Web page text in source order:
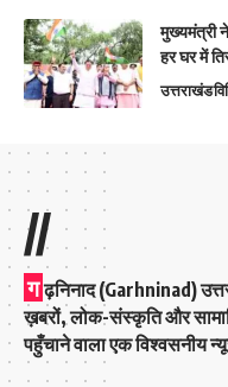
मुख्यमंत्री ने
हर घर में
उत्तराखंड
//
ग ढ़निनाद (Garhninad)
ख़बरों, लोक-संस्कृति और
पहुँचाने वाला एक विश्वसनीय